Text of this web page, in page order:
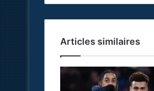
Articles similaires